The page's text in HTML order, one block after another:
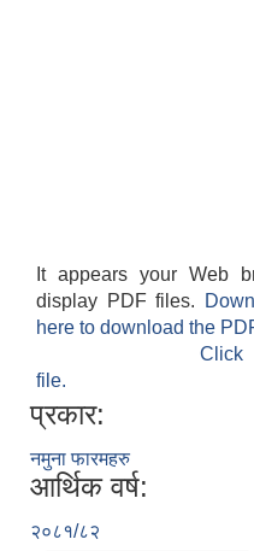
It appears your Web
display PDF files.
here to download the
Click
file.
प्रकार:
नमुना फारमहरु
आर्थिक वर्ष:
२०८१/८२